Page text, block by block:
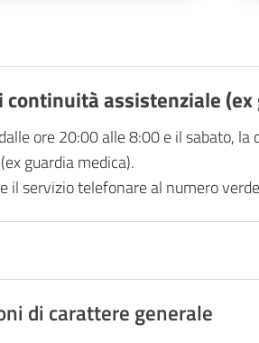
continuità assistenziale
ore 20:00 alle 8:00 e il sabato,
guardia medica).
il servizio telefonare al numero
di carattere generale